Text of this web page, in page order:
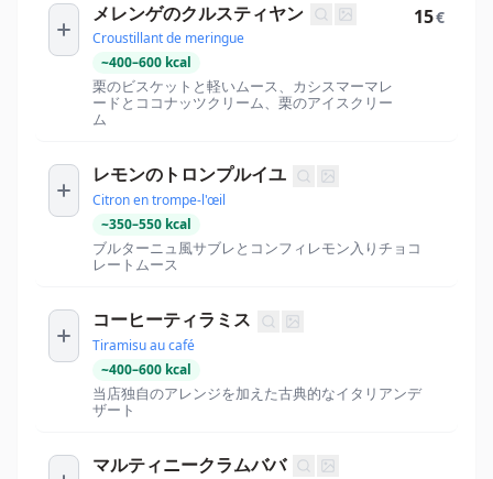
メレンゲのクルスティヤン
Croustillant de meringue
~400–600 kcal
栗のビスケットと軽いムース、カシスマーマレ
ードとココナッツクリーム、栗のアイスクリー
ム
15€
レモンのトロンプルイユ
Citron en trompe-l'œil
~350–550 kcal
ブルターニュ風サブレとコンフィレモン入りチョコ
レートムース
コーヒーティラミス
Tiramisu au café
~400–600 kcal
当店独自のアレンジを加えた古典的なイタリアンデ
ザート
マルティニークラムババ